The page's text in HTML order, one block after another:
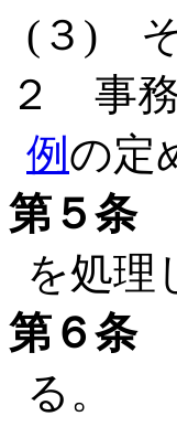
(３) そ
２ 事
例 の定
第５条
を処理
第６条
る。